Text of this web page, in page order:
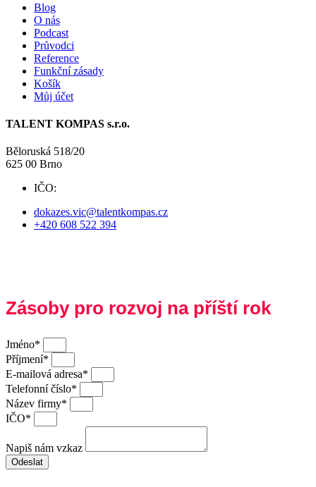
Blog
O nás
Podcast
Průvodci
Reference
Funkční zásady
Košík
Můj účet
TALENT KOMPAS s.r.o.
Běloruská 518/20
625 00 Brno
IČO:
dokazes.vic@talentkompas.cz
+420 608 522 394
Zásoby pro rozvoj na příští rok
Jméno*
Příjmení*
E-mailová adresa*
Telefonní číslo*
Název firmy*
IČO*
Napiš nám vzkaz
Odeslat